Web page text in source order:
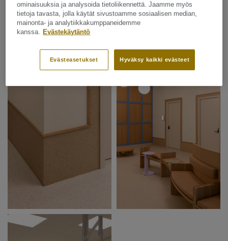
ominaisuuksia ja analysoida tietoliikennettä. Jaamme myös
tietoja tavasta, jolla käytät sivustoamme sosiaalisen median,
mainonta- ja analytiikkakumppaneidemme
kanssa. Evästekäytäntö
Hyväksy kaikki evästeet
Evästeasetukset